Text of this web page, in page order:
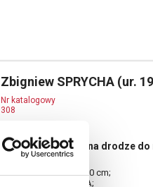
Zbigniew SPRYCHA (ur.
Nr katalogowy
308
Trzeci przystanek na drodze do
1988
olej, płótno; 170 x 2000 cm;
sygn. l. d.: Z. SPRYCHA;